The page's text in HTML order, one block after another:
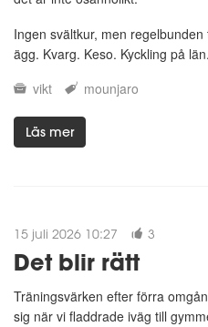
Ingen svältkur, men
ägg. Kvarg. Keso. Kyckling på
vikt
mounjaro
Läs mer
15 juli 2026 10:27 3
Det blir rätt
Träningsvärken efter förra
sig när vi fladdrade iväg till